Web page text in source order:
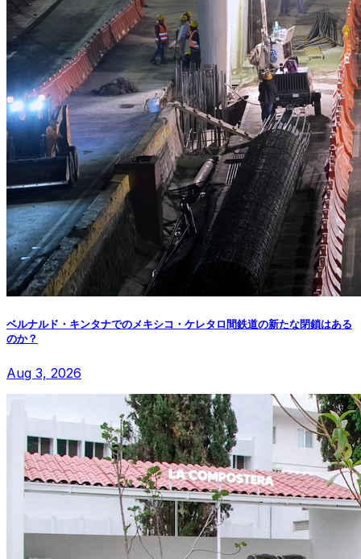
ベルナルド・キンタナでのメキシコ・ケレタロ間鉄道の新たな閉鎖はある
のか？
Aug 3, 2026